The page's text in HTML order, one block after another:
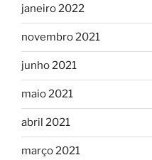
janeiro 2022
novembro 2021
junho 2021
maio 2021
abril 2021
março 2021